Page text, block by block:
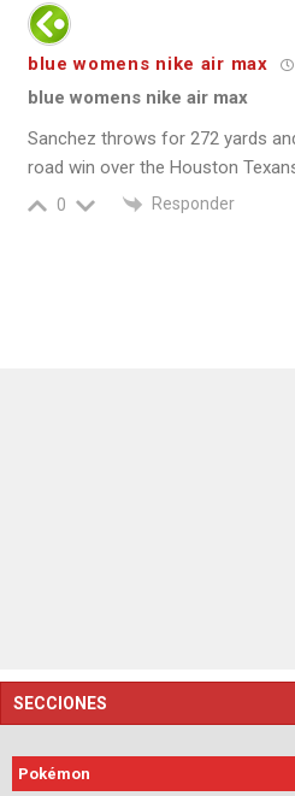
blue womens nike air max
blue womens nike air max
Sanchez throws for 272 yards
road win over the Houston
0 Responder
SECCIONES
Pokémon